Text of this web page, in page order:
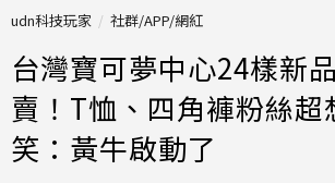
udn科技玩家 社群/APP/網紅
台灣寶可夢中心24樣新
賣！T恤、四角褲粉絲超
笑：黃牛啟動了